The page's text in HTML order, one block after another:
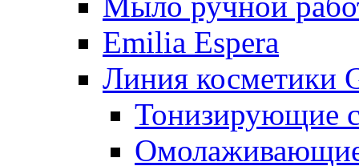
Emilia Espera
Линия косметики
Тонизирующие
Омолаживающие